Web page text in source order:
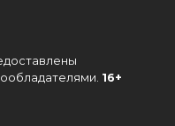
16+